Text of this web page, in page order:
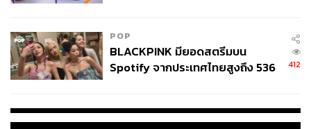
POP
BLACKPINK มียอดสตรีมบน
Spotify จากประเทศไทยสูงถึง 536
412